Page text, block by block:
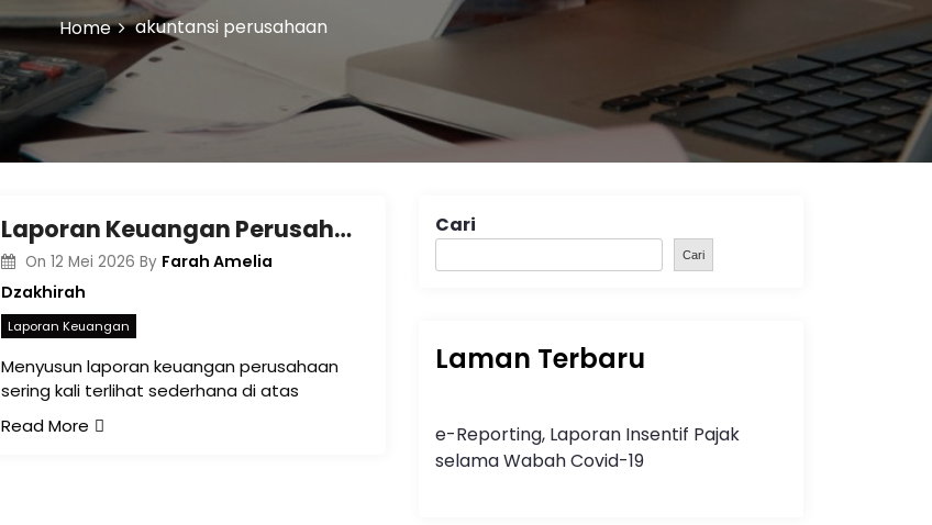
Home akuntansi perusahaan
Laporan Keuangan Perusahaan di Tengah Era Transparansi: Tidak Lagi Hanya Tentang Angka
On 12 Mei 2026 By Farah Amelia
Dzakhirah
Laporan Keuangan
Menyusun laporan keuangan perusahaan
sering kali terlihat sederhana di atas
Read More
Cari
Cari
Laman Terbaru
e-Reporting, Laporan Insentif Pajak
selama Wabah Covid-19